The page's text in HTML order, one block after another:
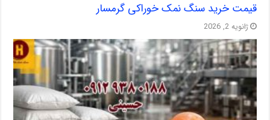
قیمت خرید سنگ نمک خوراکی گرمسار
ژانویه 2, 2026